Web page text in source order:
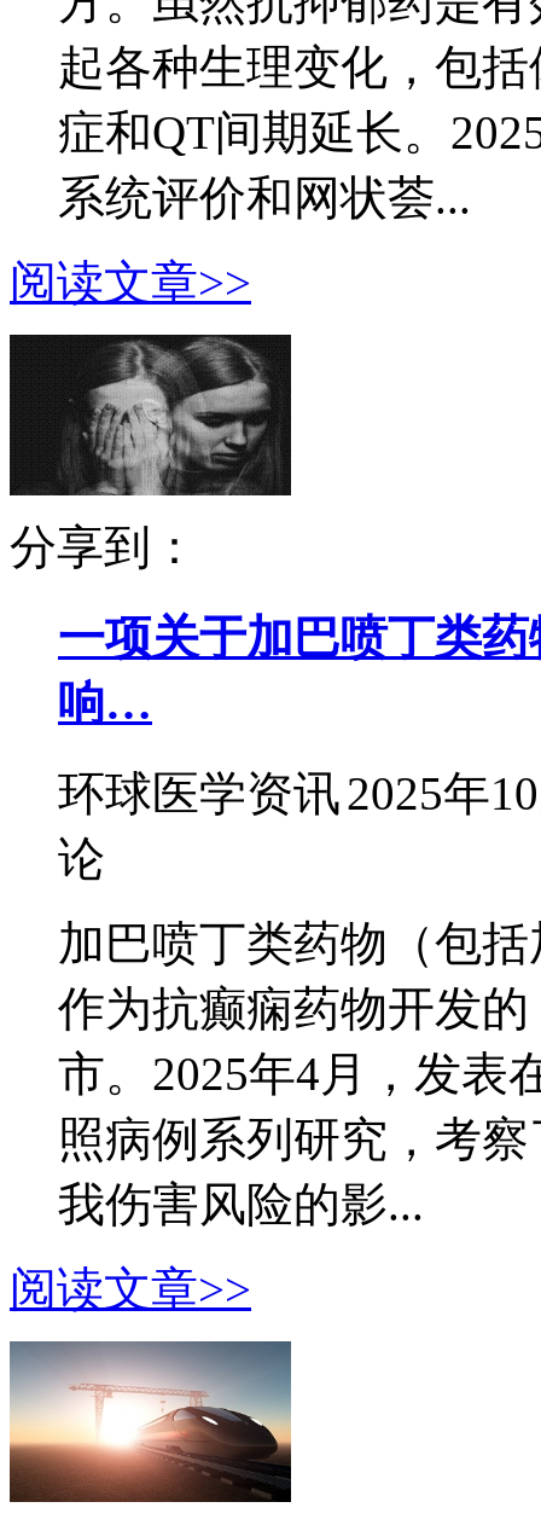
起各种生理变化，包
症和QT间期延长。
系统评价和网状荟...
阅读文章>>
分享到：
一项关于加巴喷丁类
响…
环球医学资讯2025年
论
加巴喷丁类药物（包
作为抗癫痫药物开发
市。2025年4月，发表
照病例系列研究，考
我伤害风险的影...
阅读文章>>